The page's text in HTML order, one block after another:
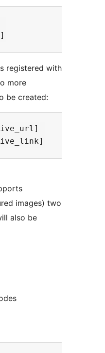
registered with
more
be created:
images) two
also be